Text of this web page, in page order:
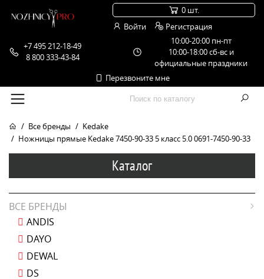
+7 495 212-18-49
8 800 333-43-84
10:00-20:00 пн-пт
10:00-18:00 сб-вс и
официальные праздники
Перезвоните мне
0 шт.
Войти
Регистрация
Все бренды
Kedake
Ножницы прямые Kedake 7450-90-33 5 класс 5.0 0691-7450-90-33
Каталог
ВСЕ БРЕНДЫ
ANDIS
DAYO
DEWAL
DS